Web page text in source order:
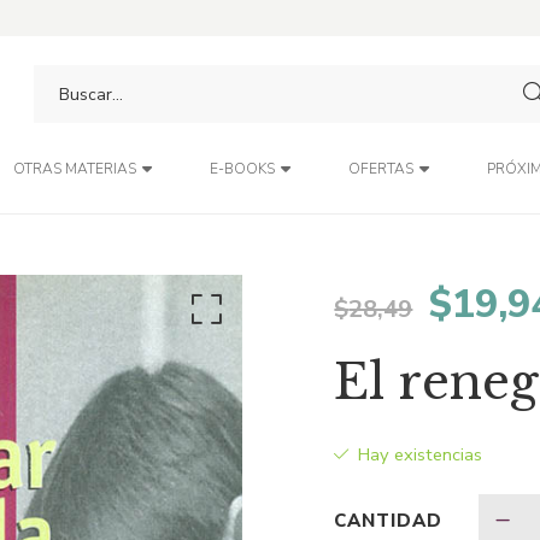
OTRAS MATERIAS E-BOOKS OFERTAS
$28,49 El
$
El
Hay existencias
CANTIDAD